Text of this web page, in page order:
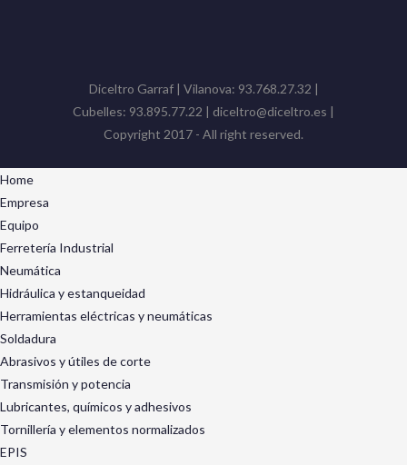
Diceltro Garraf | Vilanova: 93.768.27.32 |
Cubelles: 93.895.77.22 | diceltro@diceltro.es |
Copyright 2017 - All right reserved.
Home
Empresa
Equipo
Ferretería Industrial
Neumática
Hidráulica y estanqueidad
Herramientas eléctricas y neumáticas
Soldadura
Abrasivos y útiles de corte
Transmisión y potencia
Lubricantes, químicos y adhesivos
Tornillería y elementos normalizados
EPIS